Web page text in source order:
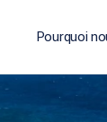
Pourquoi